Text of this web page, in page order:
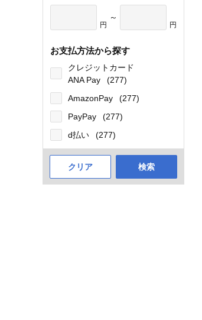
円
～
円
お支払方法から探す
クレジットカード
ANA Pay
(277)
AmazonPay
(277)
PayPay
(277)
d払い
(277)
クリア 検索